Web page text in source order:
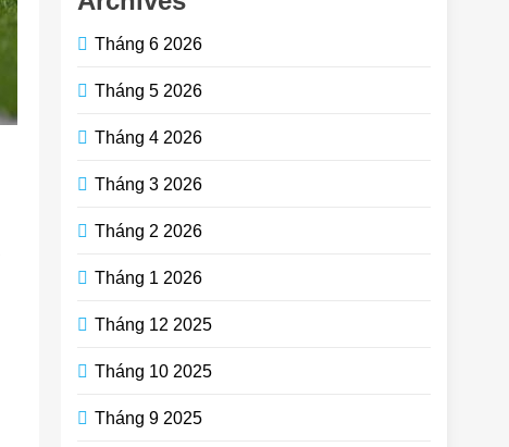
Tháng 6 2026
Tháng 5 2026
Tháng 4 2026
Tháng 3 2026
Tháng 2 2026
Tháng 1 2026
Tháng 12 2025
Tháng 10 2025
Tháng 9 2025